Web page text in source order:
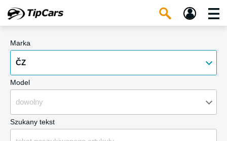
Marka
ČZ
Model
dowolny
Szukany tekst